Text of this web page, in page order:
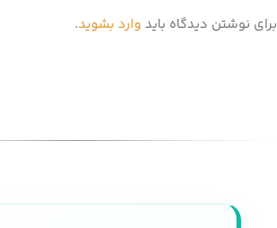
برای نوشتن دیدگاه باید وارد بشوید.